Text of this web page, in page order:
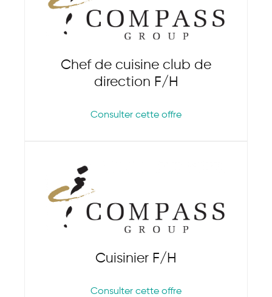
Chef de cuisine club de
direction F/H
Consulter cette offre
Cuisinier F/H
Consulter cette offre